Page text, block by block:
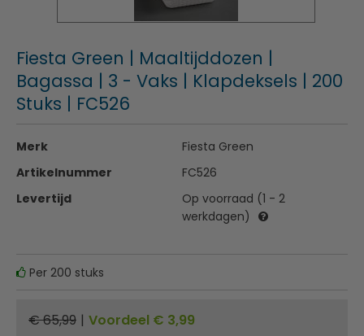
Fiesta Green | Maaltijddozen |
Bagassa | 3 - Vaks | Klapdeksels | 200
Stuks | FC526
Merk
Fiesta Green
Artikelnummer
FC526
Levertijd
Op voorraad (1 - 2
werkdagen)
Per 200 stuks
€ 65,99 | Voordeel € 3,99